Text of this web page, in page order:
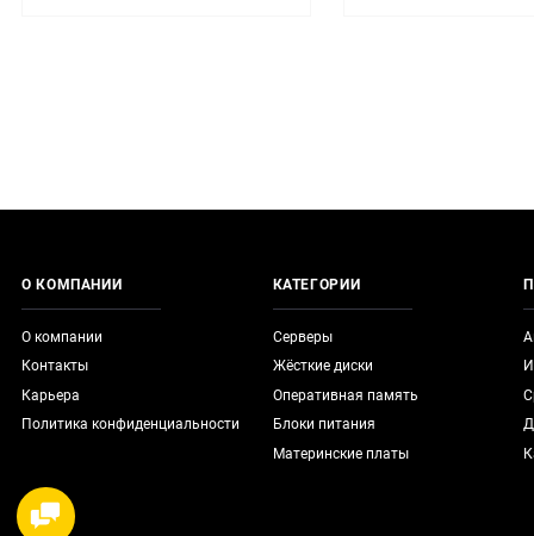
О КОМПАНИИ
О компании
Контакты
Карьера
Политика конфиденциальности
КАТЕГОРИИ
Серверы
Жёсткие диски
Оперативная память
Блоки питания
Материнские платы